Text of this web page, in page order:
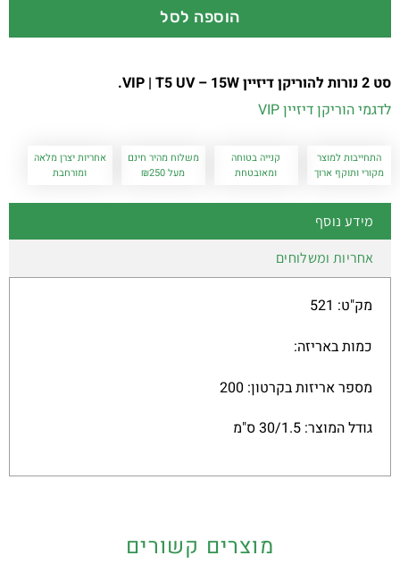
הוספה לסל
סט 2 נורות להוריקן דיזיין VIP | T5 UV – 15W.
לדגמי הוריקן דיזיין VIP
התחייבות למוצר
מקורי ותוקף ארוך
קנייה בטוחה
ומאובטחת
משלוח מהיר חינם
מעל ₪250
אחריות יצרן מלאה
ומורחבת
מידע נוסף
אחריות ומשלוחים
מק"ט: 521
כמות באריזה:
מספר אריזות בקרטון: 200
גודל המוצר: 30/1.5 ס"מ
מוצרים קשורים